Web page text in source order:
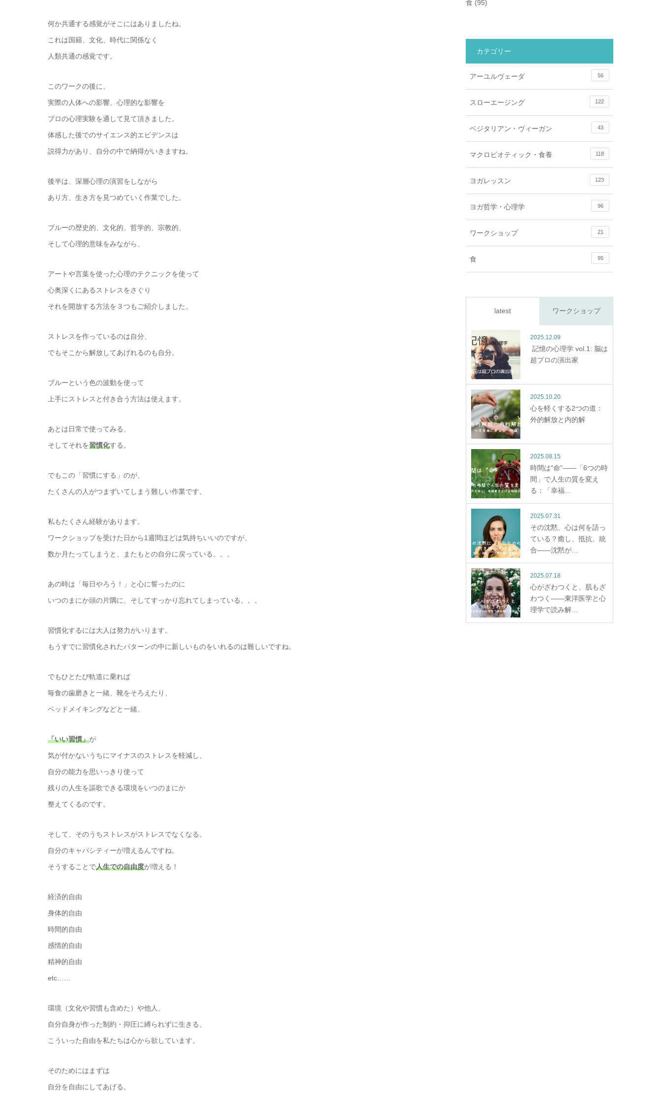
何か共通する感覚がそこにはありましたね。
これは国籍、文化、時代に関係なく
人類共通の感覚です。
このワークの後に、
実際の人体への影響、心理的な影響を
プロの心理実験を通して見て頂きました。
体感した後でのサイエンス的エビデンスは
説得力があり、自分の中で納得がいきますね。
後半は、深層心理の演習をしながら
あり方、生き方を見つめていく作業でした。
ブルーの歴史的、文化的、哲学的、宗教的、
そして心理的意味をみながら、
アートや言葉を使った心理のテクニックを使って
心奥深くにあるストレスをさぐり
それを開放する方法を３つもご紹介しました。
ストレスを作っているのは自分、
でもそこから解放してあげれるのも自分。
ブルーという色の波動を使って
上手にストレスと付き合う方法は使えます。
あとは日常で使ってみる、
そしてそれを習慣化する。
でもこの「習慣にする」のが、
たくさんの人がつまずいてしまう難しい作業です。
私もたくさん経験があります。
ワークショップを受けた日から1週間ほどは気持ちいいのですが、
数か月たってしまうと、またもとの自分に戻っている。。。
あの時は「毎日やろう！」と心に誓ったのに
いつのまにか頭の片隅に、そしてすっかり忘れてしまっている。。。
習慣化するには大人は努力がいります。
もうすでに習慣化されたパターンの中に新しいものをいれるのは難しいですね。
でもひとたび軌道に乗れば
毎食の歯磨きと一緒、靴をそろえたり、
ベッドメイキングなどと一緒、
「いい習慣」が
気が付かないうちにマイナスのストレスを軽減し、
自分の能力を思いっきり使って
残りの人生を謳歌できる環境をいつのまにか
整えてくるのです。
そして、そのうちストレスがストレスでなくなる。
自分のキャパシティーが増えるんですね。
そうすることで人生での自由度が増える！
経済的自由
身体的自由
時間的自由
感情的自由
精神的自由
etc……
環境（文化や習慣も含めた）や他人、
自分自身が作った制約・抑圧に縛られずに生きる、
こういった自由を私たちは心から欲しています。
そのためにはまずは
自分を自由にしてあげる。
食 (95)
カテゴリー
アーユルヴェーダ 56
スローエージング 122
ベジタリアン・ヴィーガン 43
マクロビオティック・食養 118
ヨガレッスン 123
ヨガ哲学・心理学 96
ワークショップ 21
食 95
latest ワークショップ
2025.12.09
記憶の心理学 vol.1: 脳は
超プロの演出家
2025.10.20
心を軽くする2つの道：
外的解放と内的解
2025.08.15
時間は“命”——「6つの時
間」で人生の質を変え
る：「幸福…
2025.07.31
その沈黙、心は何を語っ
ている？癒し、抵抗、統
合——沈黙が…
2025.07.18
心がざわつくと、肌もざ
わつく——東洋医学と心
理学で読み解…